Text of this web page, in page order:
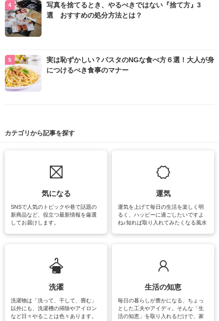
写真を捨てるとき、やるべきではない『捨て方』3
選 おすすめの処分方法とは？
実は恥ずかしい？パスタのNGな食べ方６選！大人が身
につけるべき食事のマナー
カテゴリから記事を探す
気になる
SNSで人気のトピックや巷で話題の
新商品など、役立つ最新情報を厳選
してお届けします。
運気
運気を上げて毎日の生活を楽しく明
るく、ハッピーに過ごしたいですよ
ね♪知れば取り入れてみたくなる風水
洗濯
洗濯物は「洗って、干して、畳む」
以外にも、洗濯槽の掃除やアイロン
など日々やることは色々あります。
生活の知恵
毎日の暮らしが豊かになる、ちょっ
とした工夫やアイディ。そんな「生
活の知恵」を取り入れるだけで、家